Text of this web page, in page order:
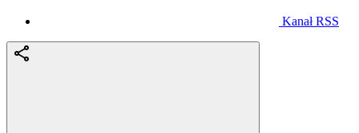
Kanał RSS